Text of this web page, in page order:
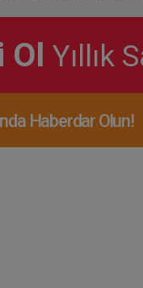
Ol Yıllık
Haberdar Olun!